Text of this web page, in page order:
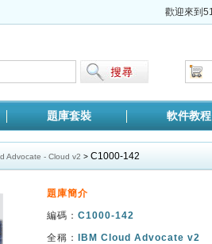
歡迎來到
題庫套裝 軟件教程
Advocate - Cloud v2 > C1000-142
題庫簡介
編碼： C1000-142
全稱：
IBM Cloud Advocate v2